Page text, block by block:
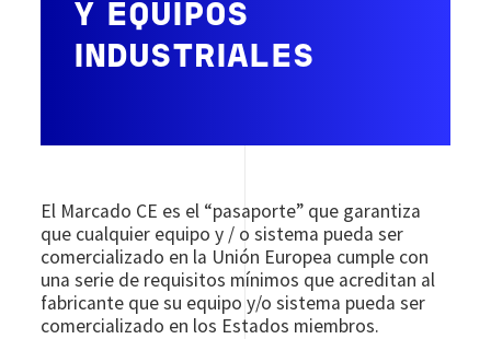
Y EQUIPOS
INDUSTRIALES
El Marcado CE es el “pasaporte” que garantiza
que cualquier equipo y / o sistema pueda ser
comercializado en la Unión Europea cumple con
una serie de requisitos mínimos que acreditan al
fabricante que su equipo y/o sistema pueda ser
comercializado en los Estados miembros.